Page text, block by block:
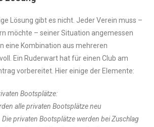
Lösung gibt es nicht. Jeder Verein muss –
möchte – seiner Situation angemessen
eine Kombination aus mehreren
Ein Ruderwart hat für einen Club am
vorbereitet. Hier einige der Elemente:
Bootsplätze:
alle privaten Bootsplätze neu
privaten Bootsplätze werden bei Zuschlag